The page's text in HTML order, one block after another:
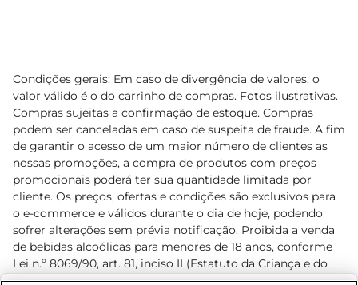
Condições gerais: Em caso de divergência de valores, o
valor válido é o do carrinho de compras. Fotos ilustrativas.
Compras sujeitas a confirmação de estoque. Compras
podem ser canceladas em caso de suspeita de fraude. A fim
de garantir o acesso de um maior número de clientes as
nossas promoções, a compra de produtos com preços
promocionais poderá ter sua quantidade limitada por
cliente. Os preços, ofertas e condições são exclusivos para
o e-commerce e válidos durante o dia de hoje, podendo
sofrer alterações sem prévia notificação. Proibida a venda
de bebidas alcoólicas para menores de 18 anos, conforme
Lei n.º 8069/90, art. 81, inciso II (Estatuto da Criança e do
Adolescente). Preços e condições exclusivos para o